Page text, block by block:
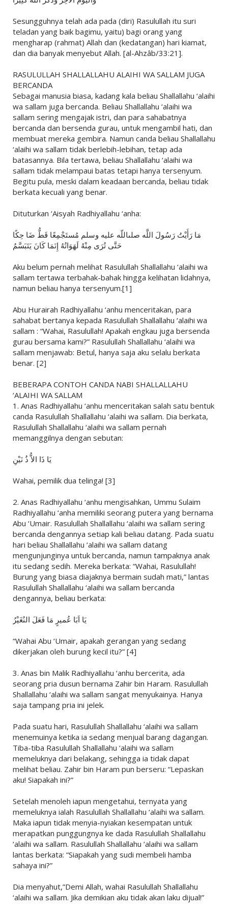
Sesungguhnya telah ada pada (diri) Rasulullah itu suri
teladan yang baik bagimu, yaitu) bagi orang yang
mengharap (rahmat) Allah dan (kedatangan) hari kiamat,
dan dia banyak menyebut Allah. [al-Ahzâb/33:21].
RASULULLAH SHALLALLAHU ALAIHI WA SALLAM JUGA
BERCANDA
Sebagai manusia biasa, kadang kala beliau Shallallahu ‘alaihi
wa sallam juga bercanda. Beliau Shallallahu ‘alaihi wa
sallam sering mengajak istri, dan para sahabatnya
bercanda dan bersenda gurau, untuk mengambil hati, dan
membuat mereka gembira. Namun canda beliau Shallallahu
‘alaihi wa sallam tidak berlebih-lebihan, tetap ada
batasannya. Bila tertawa, beliau Shallallahu ‘alaihi wa
sallam tidak melampaui batas tetapi hanya tersenyum.
Begitu pula, meski dalam keadaan bercanda, beliau tidak
berkata kecuali yang benar.
Dituturkan ‘Aisyah Radhiyallahu ‘anha:
مَا رَأَيْتُ رَسُولَ اللَّه صلىاللّه عليه وسلم مُستَجْمِعًا قَطُّ ضَا حِكًا
حَتَّى تُرَى مِنْهُ لَهَوَاتُهُ إِنَمَا كَانَ يَتَبَسَّمُ
Aku belum pernah melihat Rasulullah Shallallahu ‘alaihi wa
sallam tertawa terbahak-bahak hingga kelihatan lidahnya,
namun beliau hanya tersenyum.[1]
Abu Hurairah Radhiyallahu ‘anhu menceritakan, para
sahabat bertanya kepada Rasulullah Shallallahu ‘alaihi wa
sallam : “Wahai, Rasulullah! Apakah engkau juga bersenda
gurau bersama kami?” Rasulullah Shallallahu ‘alaihi wa
sallam menjawab: Betul, hanya saja aku selalu berkata
benar. [2]
BEBERAPA CONTOH CANDA NABI SHALLALLAHU
‘ALAIHI WA SALLAM
1. Anas Radhiyallahu ‘anhu menceritakan salah satu bentuk
canda Rasulullah Shallallahu ‘alaihi wa sallam. Dia berkata,
Rasulullah Shallallahu ‘alaihi wa sallam pernah
memanggilnya dengan sebutan:
يَا ذَا الاُّ ذُ نَيْنِ
Wahai, pemilik dua telinga! [3]
2. Anas Radhiyallahu ‘anhu mengisahkan, Ummu Sulaim
Radhiyallahu ‘anha memiliki seorang putera yang bernama
Abu ‘Umair. Rasulullah Shallallahu ‘alaihi wa sallam sering
bercanda dengannya setiap kali beliau datang. Pada suatu
hari beliau Shallallahu ‘alaihi wa sallam datang
mengunjunginya untuk bercanda, namun tampaknya anak
itu sedang sedih. Mereka berkata: “Wahai, Rasulullah!
Burung yang biasa diajaknya bermain sudah mati,” lantas
Rasulullah Shallallahu ‘alaihi wa sallam bercanda
dengannya, beliau berkata:
يَا اَبَا عُميرٍ مَا فَعَلَ النُغَيْرُ
“Wahai Abu ‘Umair, apakah gerangan yang sedang
dikerjakan oleh burung kecil itu?” [4]
3. Anas bin Malik Radhiyallahu ‘anhu bercerita, ada
seorang pria dusun bernama Zahir bin Haram. Rasulullah
Shallallahu ‘alaihi wa sallam sangat menyukainya. Hanya
saja tampang pria ini jelek.
Pada suatu hari, Rasulullah Shallallahu ‘alaihi wa sallam
menemuinya ketika ia sedang menjual barang dagangan.
Tiba-tiba Rasulullah Shallallahu ‘alaihi wa sallam
memeluknya dari belakang, sehingga ia tidak dapat
melihat beliau. Zahir bin Haram pun berseru: “Lepaskan
aku! Siapakah ini?”
Setelah menoleh iapun mengetahui, ternyata yang
memeluknya ialah Rasulullah Shallallahu ‘alaihi wa sallam.
Maka iapun tidak menyia-nyiakan kesempatan untuk
merapatkan punggungnya ke dada Rasulullah Shallallahu
‘alaihi wa sallam. Rasulullah Shallallahu ‘alaihi wa sallam
lantas berkata: “Siapakah yang sudi membeli hamba
sahaya ini?”
Dia menyahut,”Demi Allah, wahai Rasulullah Shallallahu
‘alaihi wa sallam. Jika demikian aku tidak akan laku dijual!”